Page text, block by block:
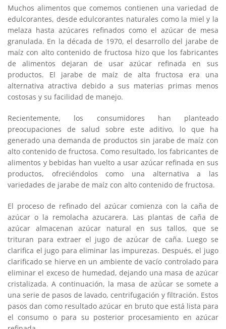
Muchos alimentos que comemos contienen una variedad de
edulcorantes, desde edulcorantes naturales como la miel y la
melaza hasta azúcares refinados como el azúcar de mesa
granulada. En la década de 1970, el desarrollo del jarabe de
maíz con alto contenido de fructosa hizo que los fabricantes
de alimentos dejaran de usar azúcar refinada en sus
productos. El jarabe de maíz de alta fructosa era una
alternativa atractiva debido a sus materias primas menos
costosas y su facilidad de manejo.
Recientemente, los consumidores han planteado
preocupaciones de salud sobre este aditivo, lo que ha
generado una demanda de productos sin jarabe de maíz con
alto contenido de fructosa. Como resultado, los fabricantes de
alimentos y bebidas han vuelto a usar azúcar refinada en sus
productos, ofreciéndolos como una alternativa a las
variedades de jarabe de maíz con alto contenido de fructosa.
El proceso de refinado del azúcar comienza con la caña de
azúcar o la remolacha azucarera. Las plantas de caña de
azúcar almacenan azúcar natural en sus tallos, que se
trituran para extraer el jugo de azúcar de caña. Luego se
clarifica el jugo para eliminar las impurezas. Después, el jugo
clarificado se hierve en un ambiente de vacío controlado para
eliminar el exceso de humedad, dejando una masa de azúcar
cristalizada. A continuación, la masa de azúcar se somete a
una serie de pasos de lavado, centrifugación y filtración. Estos
pasos dan como resultado azúcar en bruto que está lista para
el consumo o para su posterior procesamiento en azúcar